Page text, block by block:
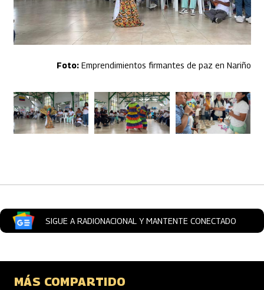
Emprendimientos firmantes de paz en Nariño
SIGUE A RADIONACIONAL Y MANTENTE CONECTADO
MÁS COMPARTIDO